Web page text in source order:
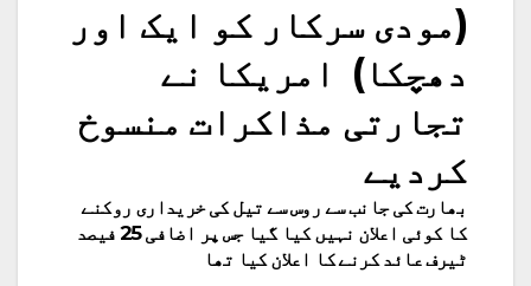
(مودی سرکار کو ایک اور
دھچکا) امریکا نے
تجارتی مذاکرات منسوخ
کردیے
بھارت کی جانب سے روس سے تیل کی خریداری روکنے
کا کوئی اعلان نہیں کیا گیا جس پر اضافی 25 فیصد
ٹیرف عائد کرنے کا اعلان کیا تھا